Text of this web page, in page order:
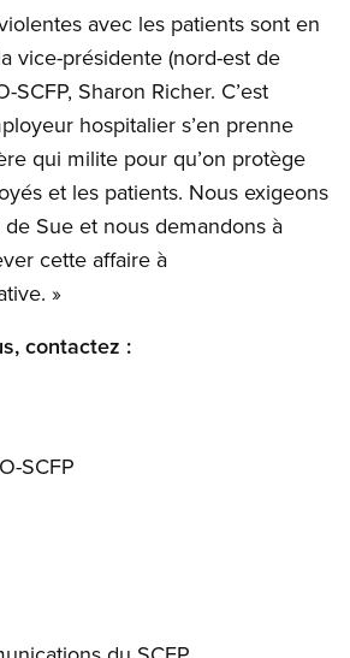
avec les patients sont en
vice-présidente (nord-est de
SCFP, Sharon Richer. C’est
hospitalier s’en prenne
qui milite pour qu’on protège
et les patients. Nous exigeons
Sue et nous demandons à
cette affaire à
»
contactez :
SCFP